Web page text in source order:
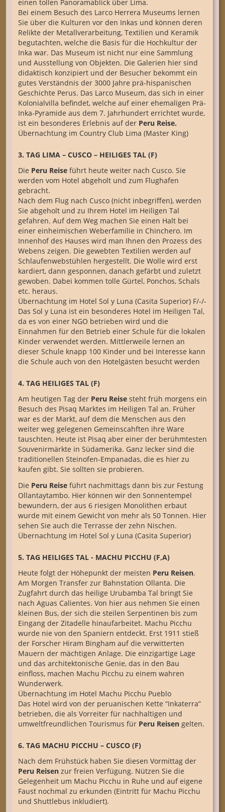
einen tollen Panoramablick über Lima.
Bei einem Besuch des Larco Herrera Museums lernen
Sie über die Kulturen vor den Inkas und können deren
Relikte der Metallverarbeitung, Textilien und Keramik
begutachten, welche die Basis für die Hochkultur der
Inka war. Das Museum ist nicht nur eine Sammlung
und Ausstellung von Objekten. Die Galerien hier sind
didaktisch konzipiert und der Besucher bekommt ein
gutes Verständnis der 3000 Jahre prä-hispanischen
Geschichte Perus. Das Larco Museum, das sich in einer
Kolonialvilla befindet, welche auf einer ehemaligen Prä-
Inka-Pyramide aus dem 7. Jahrhundert errichtet wurde,
ist ein besonderes Erlebnis auf der Peru Reise.
Übernachtung im Country Club Lima (Master King)
3. TAG LIMA – CUSCO – HEILIGES TAL (F)
Die Peru Reise führt heute weiter nach Cusco. Sie
werden vom Hotel abgeholt und zum Flughafen
gebracht.
Nach dem Flug nach Cusco (nicht inbegriffen), werden
Sie abgeholt und zu Ihrem Hotel im Heiligen Tal
gefahren. Auf dem Weg machen Sie einen Halt bei
einer einheimischen Weberfamilie in Chinchero. Im
Innenhof des Hauses wird man Ihnen den Prozess des
Webens zeigen. Die gewebten Textilien werden auf
Schlaufenwebstühlen hergestellt. Die Wolle wird erst
kardiert, dann gesponnen, danach gefärbt und zuletzt
gewoben. Dabei kommen tolle Gürtel, Ponchos, Schals
etc. heraus.
Übernachtung im Hotel Sol y Luna (Casita Superior) F/-/-
Das Sol y Luna ist ein besonderes Hotel im Heiligen Tal,
da es von einer NGO betrieben wird und die
Einnahmen für den Betrieb einer Schule für die lokalen
Kinder verwendet werden. Mittlerweile lernen an
dieser Schule knapp 100 Kinder und bei Interesse kann
die Schule auch von den Hotelgästen besucht werden
4. TAG HEILIGES TAL (F)
Am heutigen Tag der Peru Reise steht früh morgens ein
Besuch des Pisaq Marktes im Heiligen Tal an. Früher
war es der Markt, auf dem die Menschen aus den
weiter weg gelegenen Gemeinscahften ihre Ware
tauschten. Heute ist Pisaq aber einer der berühmtesten
Souvenirmärkte in Südamerika. Ganz lecker sind die
traditionellen Steinofen-Empanadas, die es hier zu
kaufen gibt. Sie sollten sie probieren.
Die Peru Reise führt nachmittags dann bis zur Festung
Ollantaytambo. Hier können wir den Sonnentempel
bewundern, der aus 6 riesigen Monolithen erbaut
wurde mit einem Gewicht von mehr als 50 Tonnen. Hier
sehen Sie auch die Terrasse der zehn Nischen.
Übernachtung im Hotel Sol y Luna (Casita Superior)
5. TAG HEILIGES TAL - MACHU PICCHU (F,A)
Heute folgt der Höhepunkt der meisten Peru Reisen.
Am Morgen Transfer zur Bahnstation Ollanta. Die
Zugfahrt durch das heilige Urubamba Tal bringt Sie
nach Aguas Calientes. Von hier aus nehmen Sie einen
kleinen Bus, der sich die steilen Serpentinen bis zum
Eingang der Zitadelle hinaufarbeitet. Machu Picchu
wurde nie von den Spaniern entdeckt. Erst 1911 stieß
der Forscher Hiram Bingham auf die verwitterten
Mauern der mächtigen Anlage. Die einzigartige Lage
und das architektonische Genie, das in den Bau
einfloss, machen Machu Picchu zu einem wahren
Wunderwerk.
Übernachtung im Hotel Machu Picchu Pueblo
Das Hotel wird von der peruanischen Kette “Inkaterra”
betrieben, die als Vorreiter für nachhaltigen und
umweltfreundlichen Tourismus für Peru Reisen gelten.
6. TAG MACHU PICCHU – CUSCO (F)
Nach dem Frühstück haben Sie diesen Vormittag der
Peru Reisen zur freien Verfügung. Nützen Sie die
Gelegenheit um Machu Picchu in Ruhe und auf eigene
Faust nochmal zu erkunden (Eintritt für Machu Picchu
und Shuttlebus inkludiert).